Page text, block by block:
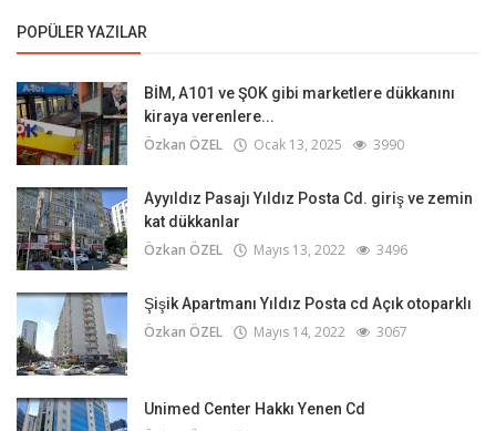
POPÜLER YAZILAR
BİM, A101 ve ŞOK gibi marketlere dükkanını
kiraya verenlere...
Özkan ÖZEL Ocak 13, 2025 3990
Ayyıldız Pasajı Yıldız Posta Cd. giriş ve zemin
kat dükkanlar
Özkan ÖZEL Mayıs 13, 2022 3496
Şişik Apartmanı Yıldız Posta cd Açık otoparklı
Özkan ÖZEL Mayıs 14, 2022 3067
Unimed Center Hakkı Yenen Cd